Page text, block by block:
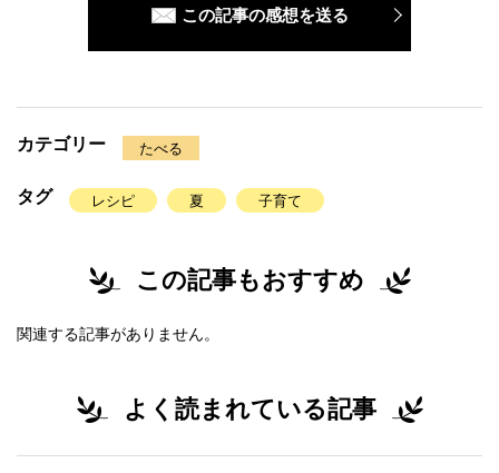
この記事の感想を送る
カテゴリー たべる
タグ レシピ 夏 子育て
この記事もおすすめ
関連する記事がありません。
よく読まれている記事